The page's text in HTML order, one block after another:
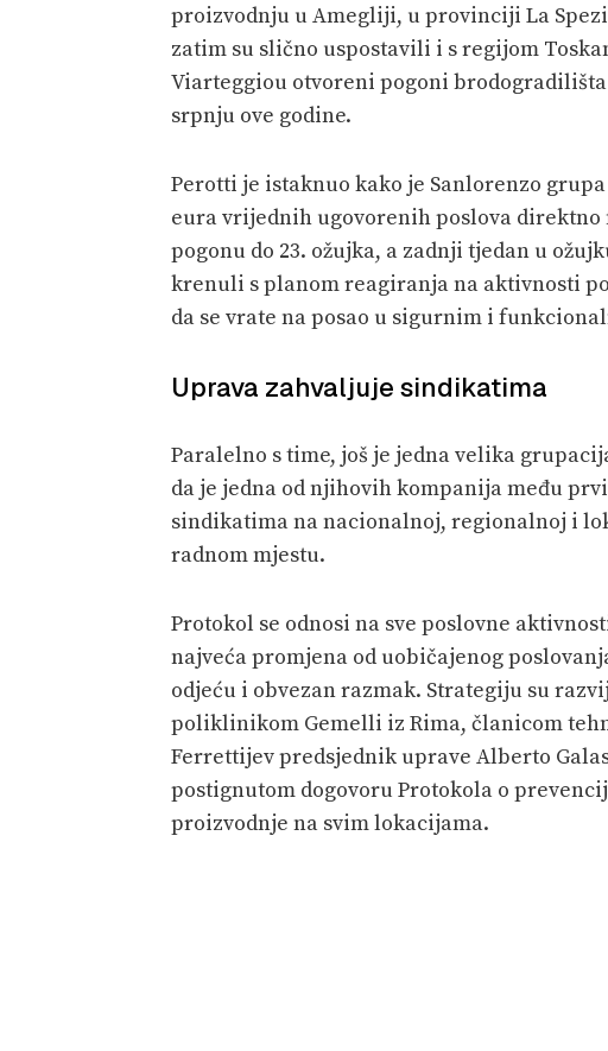
proizvodnju u Amegliji, u provinciji La
zatim su slično uspostavili i s regijom
Viarteggiou otvoreni pogoni
srpnju ove godine.
Perotti je istaknuo kako je Sanlorenzo
eura vrijednih ugovorenih poslova
pogonu do 23. ožujka, a zadnji tjedan u
krenuli s planom reagiranja na aktivnosti
da se vrate na posao u sigurnim i
Uprava zahvaljuje sindikatima
Paralelno s time, još je jedna velika
da je jedna od njihovih kompanija među
sindikatima na nacionalnoj, regionalnoj i
radnom mjestu.
Protokol se odnosi na sve poslovne
najveća promjena od uobičajenog
odjeću i obvezan razmak. Strategiju su
poliklinikom Gemelli iz Rima, članicom
Ferrettijev predsjednik uprave Alberto
postignutom dogovoru Protokola o
proizvodnje na svim lokacijama.